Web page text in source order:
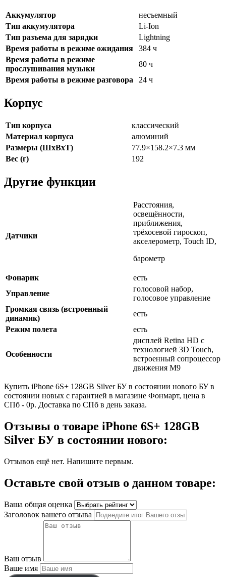
Аккумулятор
несъемный
Тип аккумулятора
Li-Ion
Тип разъема для зарядки
Lightning
Время работы в режиме ожидания
384 ч
Время работы в режиме
прослушивания музыки
80 ч
Время работы в режиме разговора
24 ч
Корпус
Тип корпуса
классический
Материал корпуса
алюминий
Размеры (ШxВxТ)
77.9×158.2×7.3 мм
Вес (г)
192
Другие функции
Датчики
Расстояния,
освещённости,
приближения,
трёхосевой гироскоп,
акселерометр, Touch ID,
барометр
Фонарик
есть
Управление
голосовой набор,
голосовое управление
Громкая связь (встроенный
динамик)
есть
Режим полета
есть
Особенности
дисплей Retina HD с
технологией 3D Touch,
встроенный сопроцессор
движения М9
Купить iPhone 6S+ 128GB Silver БУ в состоянии нового БУ в
состоянии новых с гарантией в магазине Фонмарт, цена в
СПб - 0р. Доставка по СПб в день заказа.
Отзывы о товаре iPhone 6S+ 128GB
Silver БУ в состоянии нового:
Отзывов ещё нет. Напишите первым.
Оставьте свой отзыв о данном товаре:
Ваша общая оценка
Заголовок вашего отзыва
Ваш отзыв
Ваше имя